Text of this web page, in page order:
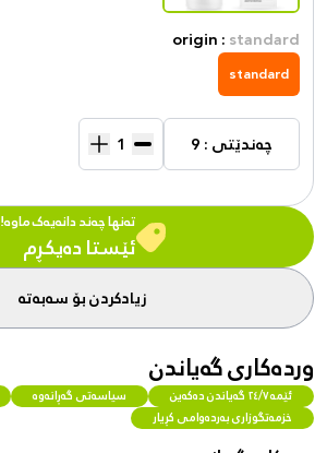
origin :standard
standard
چەندێتی : 9
تەنها چەند دانەیەک ماوە!
ئێستا دەیکڕم
زیادکردن بۆ سەبەتە
وردەکاری گەیاندن
ئێمە ٢٤/٧ گەیاندن دەکەین سیاسەتی گەڕانەوە
خزمەتگوزاری بەردەوامی کڕیار